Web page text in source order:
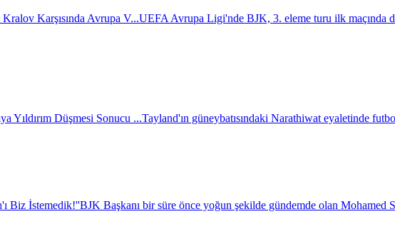
Karşısında Avrupa V...UEFA Avrupa Ligi'nde BJK, 3. eleme turu ilk maçında
Yıldırım Düşmesi Sonucu ...Tayland'ın güneybatısındaki Narathiwat eyaletinde
Biz İstemedik!''BJK Başkanı bir süre önce yoğun şekilde gündemde olan Mohamed